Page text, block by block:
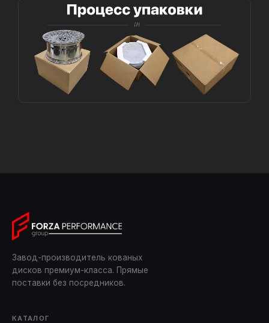
Завод-производитель кованых
дисков премиум-класса. Прямые
поставки без посредников.
КАТАЛОГ